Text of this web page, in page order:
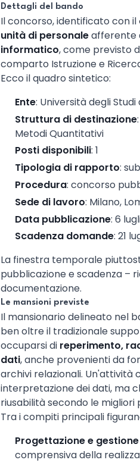
Dettagli del bando
Il concorso, identificato con il
unità di personaleafferente
informatico, come previsto
comparto Istruzione e
Ecco il quadro sintetico:
Ente: Università degli Studi
Struttura di destinazione
Metodi Quantitativi
Posti disponibili: 1
Tipologia di rapporto:
Procedura: concorso
Sede di lavoro: Milano,
Data pubblicazione: 6
Scadenza domande: 21
La finestra temporale
pubblicazione e scadenza –
documentazione.
Le mansioni previste
Il mansionario delineato nel
ben oltre il tradizionale
occuparsi di reperimento,
dati, anche provenienti da
archivi relazionali. Un'attività
interpretazione dei dati, ma
riusabilità secondo le migliori
Tra i compiti principali
Progettazione e
comprensiva della